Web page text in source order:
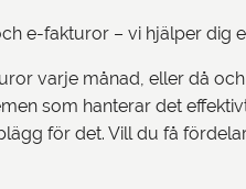
e-fakturor – vi hjälper dig
varje månad, eller då
som hanterar det
för det. Vill du få